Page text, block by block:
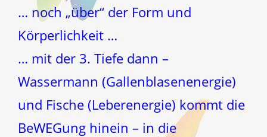
… noch „über“ der Form und
Körperlichkeit …
… mit der 3. Tiefe dann –
Wassermann (Gallenblasenenergie)
und Fische (Leberenergie) kommt die
BeWEGung hinein – in die